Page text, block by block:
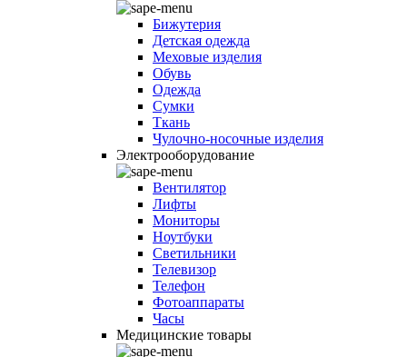
Бижутерия
Детская одежда
Меховые изделия
Обувь
Одежда
Сумки
Ткань
Чулочно-носочные изделия
Электрооборудование
Вентилятор
Лифты
Мониторы
Ноутбуки
Светильники
Телевизор
Телефон
Фотоаппараты
Часы
Медицинские товары